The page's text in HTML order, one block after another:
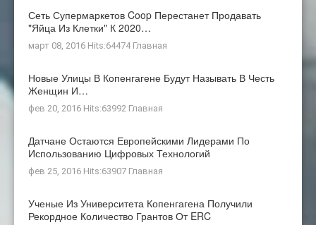
Сеть Супермаркетов Coop Перестанет Продавать
"яйца Из Клетки" К 2020…
март 08, 2016 Hits:64474 Главная
Новые Улицы В Копенгагене Будут Называть В Честь
Женщин И…
фев 20, 2016 Hits:63992 Главная
Датчане Остаются Европейскими Лидерами По
Использованию Цифровых Технологий
фев 25, 2016 Hits:63907 Главная
Ученые Из Университета Копенгагена Получили
Рекордное Количество Грантов От ERC